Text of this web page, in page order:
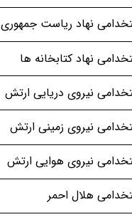
نهاد ریاست جمهوری
نهاد کتابخانه ها
نیروی دریایی ارتش
نیروی زمینی ارتش
نیروی هوایی ارتش
هلال احمر